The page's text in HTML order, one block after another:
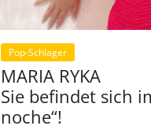
Pop-Schlager
MARIA RYKA
Sie befindet sich
noche“!